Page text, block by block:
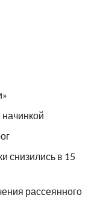
снизились в 15
рассеянного